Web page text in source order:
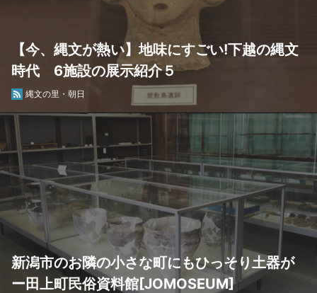
【今、縄文が熱い】地味にすごい!下越の縄文
時代 6施設の展示紹介５
縄文の里・朝日
新潟市のお隣の小さな町にもひっそり土器が
ー田上町民俗資料館[JOMOSEUM]